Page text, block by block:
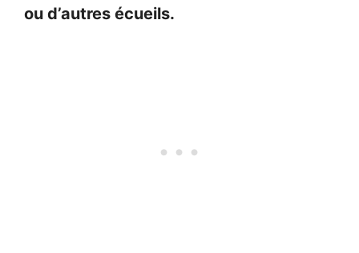
ou d’autres écueils.